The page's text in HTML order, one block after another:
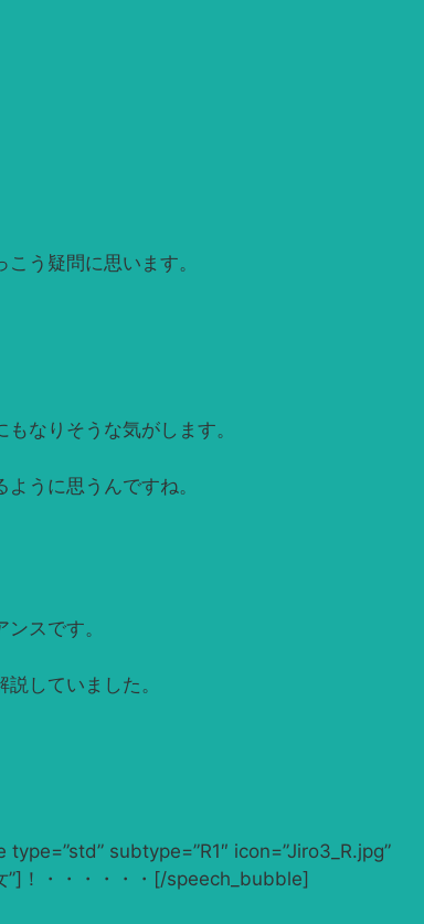
う疑問に思います。
なりそうな気がします。
うに思うんですね。
スです。
していました。
subtype=”R1″ icon=”Jiro3_R.jpg”
！・・・・・・[/speech_bubble]